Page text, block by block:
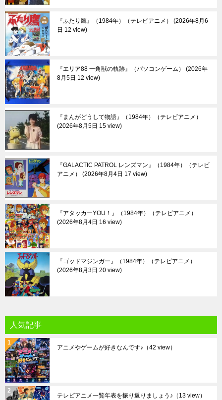
『ふたり鷹』（1984年）（テレビアニメ）
2026年8月6
日 12 view
『エリア88 一角獣の軌跡』（パソコンゲーム）
2026年
8月5日 12 view
『まんがどうして物語』（1984年）（テレビアニメ）
2026年8月5日 15 view
『GALACTIC PATROL レンズマン』（1984年）（テレビ
アニメ）
2026年8月4日 17 view
『アタッカーYOU！』（1984年）（テレビアニメ）
2026年8月4日 16 view
『ゴッドマジンガー』（1984年）（テレビアニメ）
2026年8月3日 20 view
人気記事
アニメやゲームが好きなんです♪ （42 view）
テレビアニメ一覧年表を振り返りましょう♪ （13 view）